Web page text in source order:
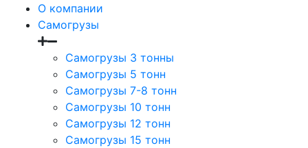
О компании
Самогрузы
Самогрузы 3 тонны
Самогрузы 5 тонн
Самогрузы 7-8 тонн
Самогрузы 10 тонн
Самогрузы 12 тонн
Самогрузы 15 тонн